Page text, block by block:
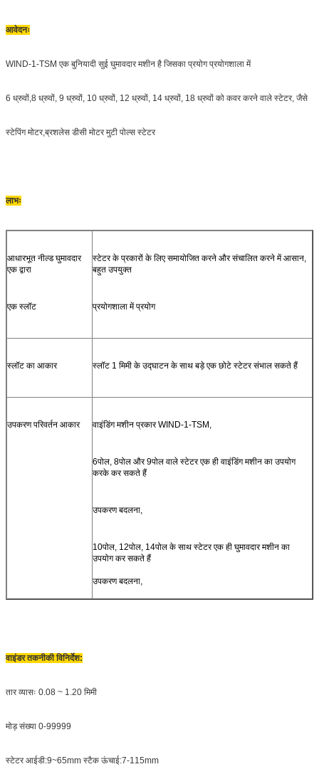
आवेदनः
WIND-1-TSM एक बुनियादी सुई घुमावदार मशीन है जिसका प्रयोग प्रयोगशाला में
6 ध्रुवों,8 ध्रुवों, 9 ध्रुवों, 10 ध्रुवों, 12 ध्रुवों, 14 ध्रुवों, 18 ध्रुवों को कवर करने वाले स्टेटर, जैसे
स्टेपिंग मोटर,ब्रशलेस डीसी मोटर मुटी पोल्स स्टेटर
लाभः
आधारभूत नील्ड घुमावदार
एक द्वारा
एक स्लॉट
स्टेटर के प्रकारों के लिए समायोजित करने और संचालित करने में आसान,
बहुत उपयुक्त
प्रयोगशाला में प्रयोग
स्लॉट का आकार स्लॉट 1 मिमी के उद्घाटन के साथ बड़े एक छोटे स्टेटर संभाल सकते हैं
उपकरण परिवर्तन आकार वाइंडिंग मशीन प्रकार WIND-1-TSM,
6पोल, 8पोल और 9पोल वाले स्टेटर एक ही वाइंडिंग मशीन का उपयोग
करके कर सकते हैं
उपकरण बदलना,
10पोल, 12पोल, 14पोल के साथ स्टेटर एक ही घुमावदार मशीन का
उपयोग कर सकते हैं
उपकरण बदलना,
वाइंडर तकनीकी विनिर्देश:
तार व्यासः 0.08 ~ 1.20 मिमी
मोड़ संख्या 0-99999
स्टेटर आईडी:9~65mm स्टैक ऊंचाई:7-115mm